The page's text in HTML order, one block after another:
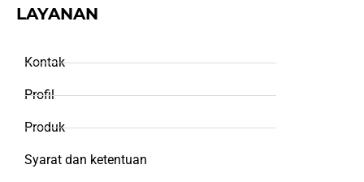
LAYANAN
Kontak
Profil
Produk
Syarat dan ketentuan